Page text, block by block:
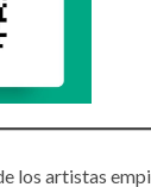
los artistas